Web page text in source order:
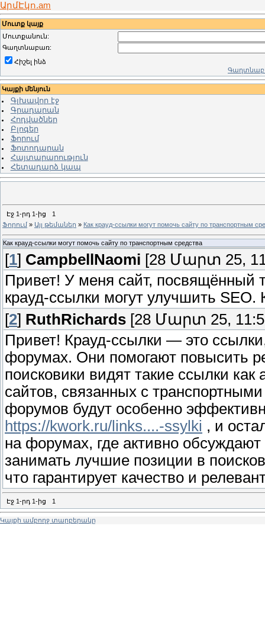
ԱրմԷկո.am
Մուտք կայք
Մուտքանուն:
Գաղտնաբառ:
Հիշել ինձ
Կայքի մենյուն
Գլխավոր էջ
Գրադարան
Հոդվածներ
Բլոգեր
Ֆորում
Ֆոտոդարան
Հայտարարություն
Հետադարձ կապ
Էջ 1-րդ 1-ից
1
Ֆորում » Այլ թեմաներ » Как крауд-ссылки могут помочь сайту по транспортным
Как крауд-ссылки могут помочь сайту по транспортным средства
[1] CampbellNaomi [28 Մարտ 25,
Привет! У меня сайт, посвящённый
крауд-ссылки могут улучшить SEO.
[2] RuthRichards [28 Մարտ 25,
Привет! Крауд-ссылки — это
форумах. Они помогают повысить
поисковики видят такие ссылки
сайтов, связанных с
форумов будут особенно
https://kwork.ru/links....-ssylki , и
на форумах, где активно обсуждают
занимать лучшие позиции в
что гарантирует качество и
Էջ 1-րդ 1-ից 1
Կայքի ամբողջ տարբերակը